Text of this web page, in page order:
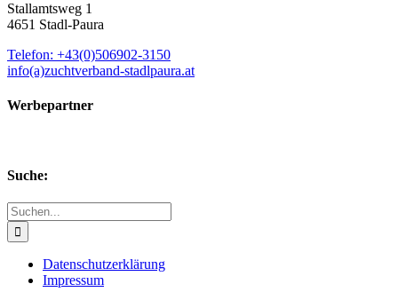
Stallamtsweg 1
4651 Stadl-Paura
Telefon: +43(0)506902-3150
info(a)zuchtverband-stadlpaura.at
Werbepartner
Suche:
Suche
nach:
Datenschutzerklärung
Impressum